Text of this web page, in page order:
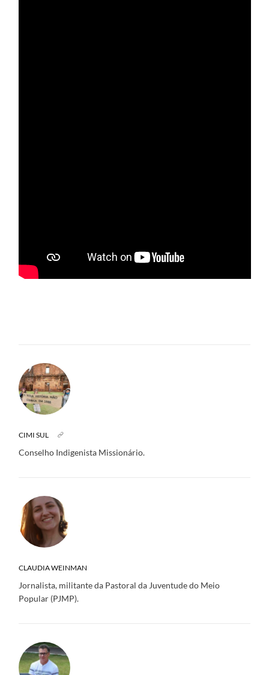
CIMI SUL
Conselho Indigenista Missionário.
CLAUDIA WEINMAN
Jornalista, militante da Pastoral da Juventude do Meio
Popular (PJMP).